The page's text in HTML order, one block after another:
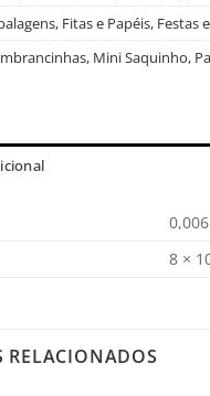
Fitas e Papéis, Festas
, Mini Saquinho,
8 ×
RELACIONADOS